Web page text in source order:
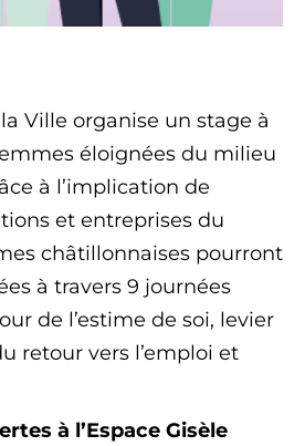
Ville organise un stage à
éloignées du milieu
à l’implication de
et entreprises du
châtillonnaises pourront
à travers 9 journées
de l’estime de soi, levier
retour vers l’emploi et
à l’Espace Gisèle